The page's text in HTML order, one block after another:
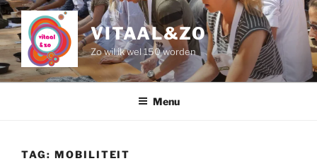
Naar
de
inhoud
springen
VITAAL&ZO
Zo wil ik wel 150 worden
Menu
TAG: MOBILITEIT